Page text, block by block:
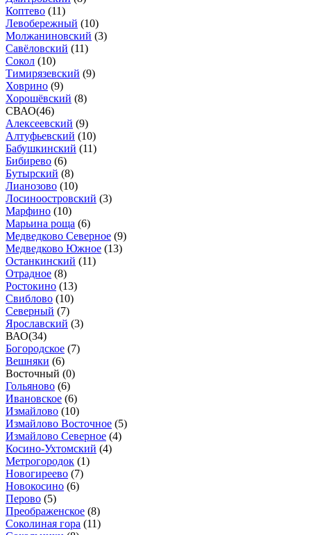
Коптево (11)
Левобережный (10)
Молжаниновский (3)
Савёловский (11)
Сокол (10)
Тимирязевский (9)
Ховрино (9)
Хорошёвский (8)
СВАО(46)
Алексеевский (9)
Алтуфьевский (10)
Бабушкинский (11)
Бибирево (6)
Бутырский (8)
Лианозово (10)
Лосиноостровский (3)
Марфино (10)
Марьина роща (6)
Медведково Северное (9)
Медведково Южное (13)
Останкинский (11)
Отрадное (8)
Ростокино (13)
Свиблово (10)
Северный (7)
Ярославский (3)
ВАО(34)
Богородское (7)
Вешняки (6)
Восточный (0)
Гольяново (6)
Ивановское (6)
Измайлово (10)
Измайлово Восточное (5)
Измайлово Северное (4)
Косино-Ухтомский (4)
Метрогородок (1)
Новогиреево (7)
Новокосино (6)
Перово (5)
Преображенское (8)
Соколиная гора (11)